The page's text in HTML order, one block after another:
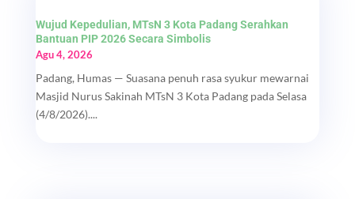
Wujud Kepedulian, MTsN 3 Kota Padang Serahkan
Bantuan PIP 2026 Secara Simbolis
Agu 4, 2026
Padang, Humas — Suasana penuh rasa syukur mewarnai
Masjid Nurus Sakinah MTsN 3 Kota Padang pada Selasa
(4/8/2026)....